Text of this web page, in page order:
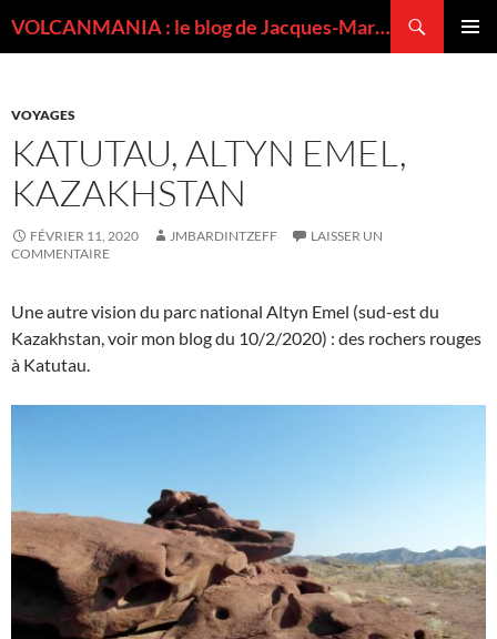
VOLCANMANIA : le blog de Jacques-Marie BARDINTZEFF, volcanologue
VOYAGES
KATUTAU, ALTYN EMEL,
KAZAKHSTAN
FÉVRIER 11, 2020 JMBARDINTZEFF
LAISSER UN
COMMENTAIRE
Une autre vision du parc national Altyn Emel (sud-est du
Kazakhstan, voir mon blog du 10/2/2020) : des rochers rouges
à Katutau.